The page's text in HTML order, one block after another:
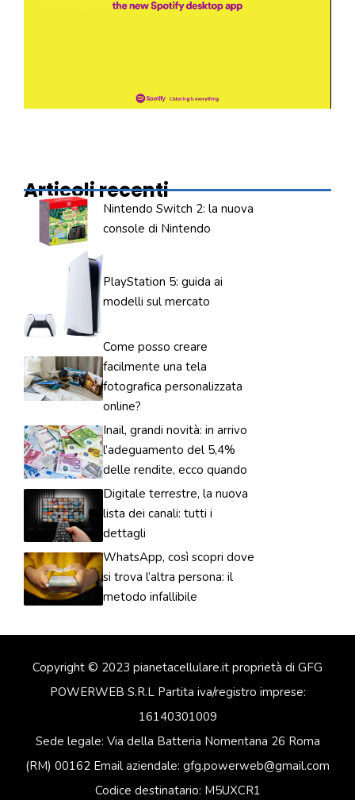
Articoli recenti
Nintendo Switch 2: la nuova
console di Nintendo
PlayStation 5: guida ai
modelli sul mercato
Come posso creare
facilmente una tela
fotografica personalizzata
online?
Inail, grandi novità: in arrivo
l’adeguamento del 5,4%
delle rendite, ecco quando
Digitale terrestre, la nuova
lista dei canali: tutti i
dettagli
WhatsApp, così scopri dove
si trova l’altra persona: il
metodo infallibile
Copyright © 2023 pianetacellulare.it proprietà di GFG
POWERWEB S.R.L Partita iva/registro imprese:
16140301009
Sede legale: Via della Batteria Nomentana 26 Roma
(RM) 00162 Email aziendale: gfg.powerweb@gmail.com
Codice destinatario: M5UXCR1